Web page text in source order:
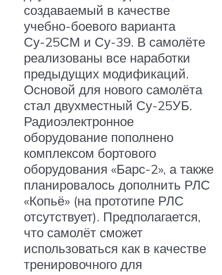
создаваемый в качестве
учебно-боевого варианта
Су-25СМ и Су-39. В самолёте
реализованы все наработки
предыдущих модификаций.
Основой для нового самолёта
стал двухместный Су-25УБ.
Радиоэлектронное
оборудование пополнено
комплексом бортового
оборудования «Барс-2», а также
планировалось дополнить РЛС
«Копьё» (на прототипе РЛС
отсутствует). Предполагается,
что самолёт сможет
использоваться как в качестве
тренировочного для